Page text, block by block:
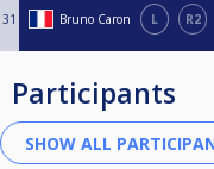
31 Bruno Caron L R2
Participants